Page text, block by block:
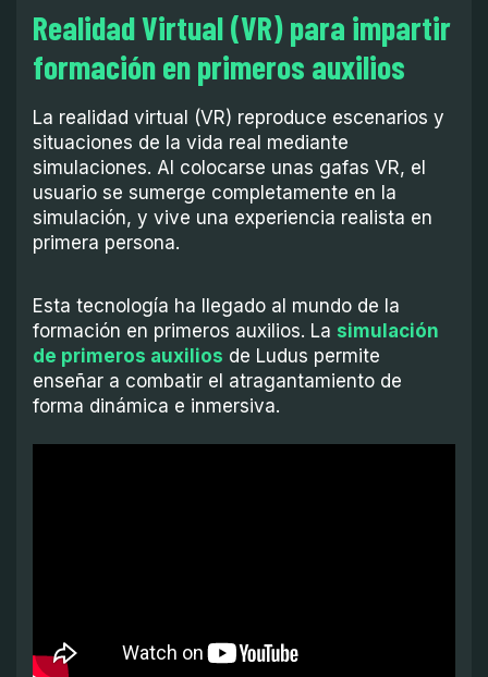
Realidad Virtual (VR) para impartir
formación en primeros auxilios
La realidad virtual (VR) reproduce escenarios y
situaciones de la vida real mediante
simulaciones. Al colocarse unas gafas VR, el
usuario se sumerge completamente en la
simulación, y vive una experiencia realista en
primera persona.
Esta tecnología ha llegado al mundo de la
formación en primeros auxilios. La simulación
de primeros auxilios de Ludus permite
enseñar a combatir el atragantamiento de
forma dinámica e inmersiva.